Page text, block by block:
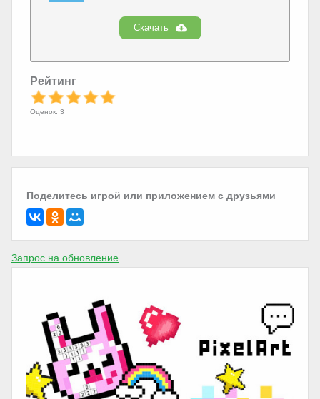
Скачать
Рейтинг
Оценок: 3
Поделитесь игрой или приложением с друзьями
Запрос на обновление